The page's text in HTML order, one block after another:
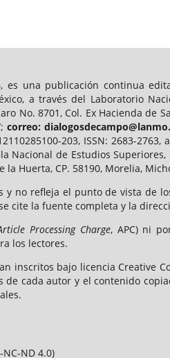
es una publicación continua
a través del Laboratorio
No. 8701, Col. Ex Hacienda de
correo:
203, ISSN: 2683-
Nacional de Estudios
la Huerta, CP. 58190, Morelia,
no refleja el punto de vista de
cite la fuente completa y la
Processing Charge, APC) ni
los lectores.
inscritos bajo licencia Creative
cada autor y el contenido
ND 4.0)